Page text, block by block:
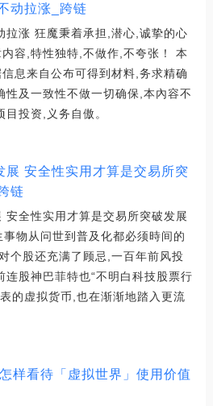
动拉涨_跨链
拉涨 狂魔秉着承担,潜心,诚挚的心
容,特性独特,不做作,不夸张！ 本
息来自公布可得到材料,务求精确
性及一致性不做一切确保,本內容不
投资,义务自傲。
展 安全性实用才算是交易所突
链
安全性实用才算是交易所突破发展
事物从问世到普及化都必须時间的
个股还充满了顾忌,一百年前风投
股神巴菲特也“不明白科技股票行
的虚拟货币,也在渐渐地踏入更流
样看待「虚拟世界」使用价值